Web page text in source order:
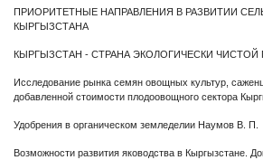
ПРИОРИТЕТНЫЕ НАПРАВЛЕНИЯ В РАЗВИТИИ
КЫРГЫЗСТАНА
КЫРГЫЗСТАН - СТРАНА ЭКОЛОГИЧЕСКИ ЧИСТОЙ
Исследование рынка семян овощных культур,
добавленной стоимости плодоовощного сектора
Удобрения в органическом земледелии Наумов В. П.
Возможности развития яководства в Кыргызстане.